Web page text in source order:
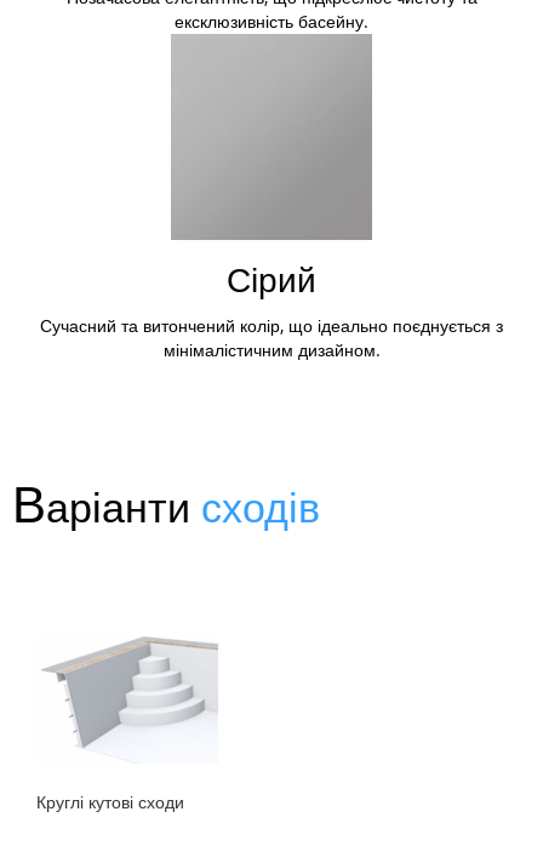
ексклюзивність басейну.
Сірий
Сучасний та витончений колір, що ідеально поєднується з
мінімалістичним дизайном.
Варіанти сходів
Круглі кутові сходи